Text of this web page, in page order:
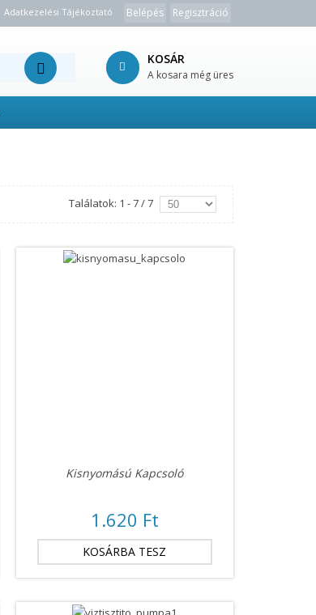
Adatkezelési Tájékoztató Belépés Regisztráció
KOSÁR
A kosara még üres
Találatok: 1 - 7 / 7
Kisnyomású Kapcsoló
1.620 Ft